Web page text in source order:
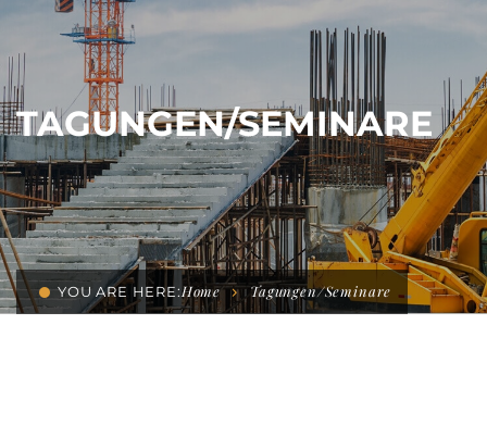
TAGUNGEN/SEMINARE
YOU ARE HERE:Home Tagungen/Seminare